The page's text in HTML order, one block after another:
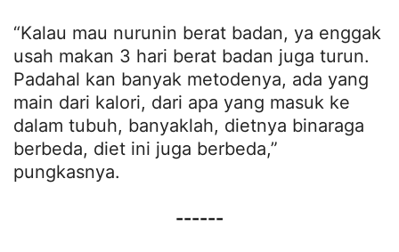
“Kalau mau nurunin berat badan, ya enggak
usah makan 3 hari berat badan juga turun.
Padahal kan banyak metodenya, ada yang
main dari kalori, dari apa yang masuk ke
dalam tubuh, banyaklah, dietnya binaraga
berbeda, diet ini juga berbeda,”
pungkasnya.
------